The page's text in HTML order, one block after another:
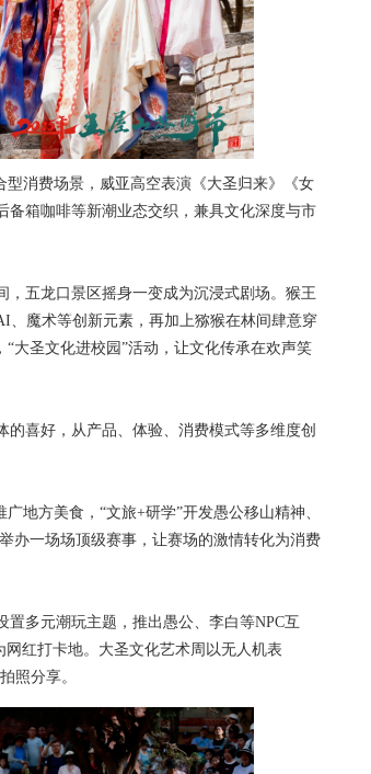
消费场景，威亚高空表演《大圣归来》《女
备箱咖啡等新潮业态交织，兼具文化深度与市
五龙口景区摇身一变成为沉浸式剧场。猴王
、魔术等创新元素，再加上猕猴在林间肆意穿
大圣文化进校园”活动，让文化传承在欢声笑
喜好，从产品、体验、消费模式等多维度创
地方美食，“文旅+研学”开发愚公移山精神、
办一场场顶级赛事，让赛场的激情转化为消费
多元潮玩主题，推出愚公、李白等NPC互
红打卡地。大圣文化艺术周以无人机表
照分享。